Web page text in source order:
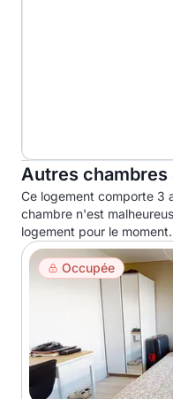
Autres chambres
Ce logement comporte 3
chambre n'est
logement pour le moment.
Occupée